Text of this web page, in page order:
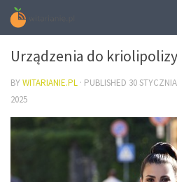
URODA
Urządzenia do
BYWITARIANIE.PL · PUBLISHED 30
2025